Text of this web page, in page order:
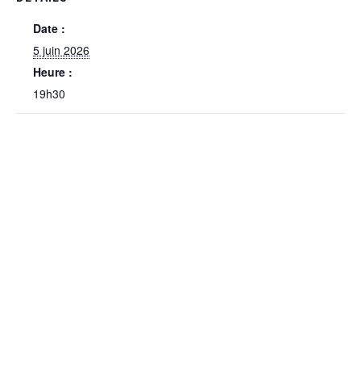
Date :
5 juin 2026
Heure :
19h30